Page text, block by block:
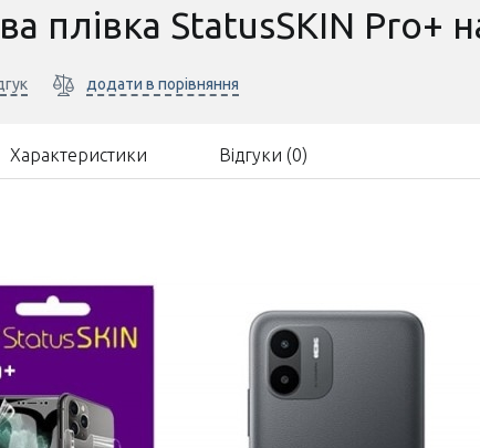
плівка StatusSKIN Pro+
додати в порівняння
Характеристики Відгуки (0)